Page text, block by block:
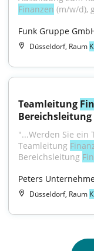
Finanzen (m/w/d),
Funk Gruppe
Düsseldorf, Raum
Teamleitung
Bereichsleitung
"...Werden Sie ein
Teamleitung
Bereichsleitung
Peters
Düsseldorf, Raum